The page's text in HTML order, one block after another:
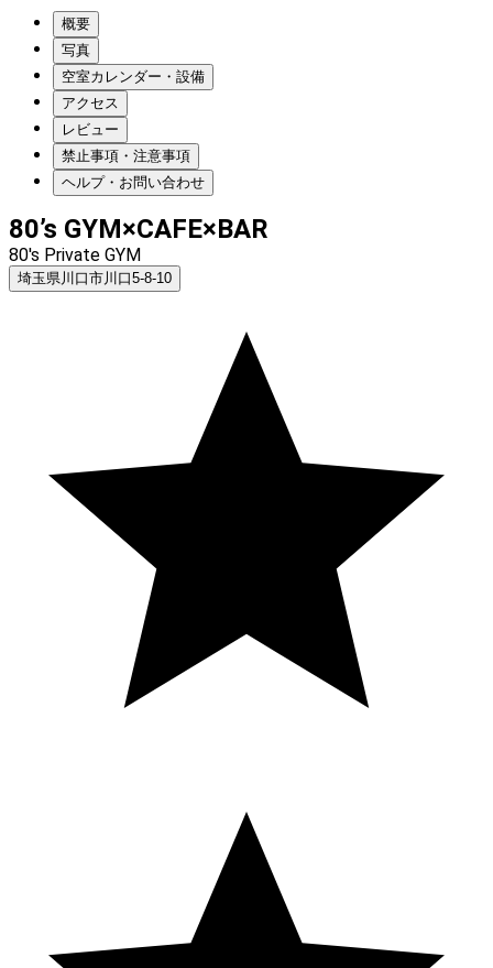
概要
写真
空室カレンダー・設備
アクセス
レビュー
禁止事項・注意事項
ヘルプ・お問い合わせ
80’s GYM×CAFE×BAR
80's Private GYM
埼玉県川口市川口5-8-10